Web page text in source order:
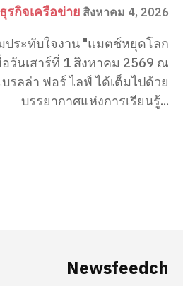
รกิจเครือข่าย สิงหาคม 4, 2026
ประทับใจงาน "แมตช์หยุดโลก
รลล่า ฟอร์ ไลฟ์ ได้เต็มไปด้วย
บรรยากาศแห่งการเรียนรู้...
Newsfeedch